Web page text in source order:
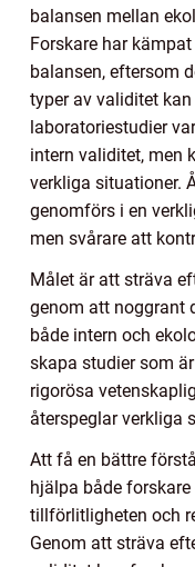
balansen mellan
Forskare har
balansen, eftersom
typer av validitet
laboratoriestudier
intern validitet, men
verkliga situationer.
genomförs i en
men svårare att
Målet är att sträva
genom att noggrant
både intern och
skapa studier som
rigorösa
återspeglar verkliga
Att få en bättre
hjälpa både
tillförlitligheten och
Genom att sträva